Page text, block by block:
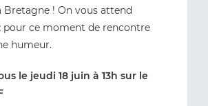
Bretagne ! On vous attend
pour ce moment de rencontre
humeur.
le jeudi 18 juin à 13h sur le